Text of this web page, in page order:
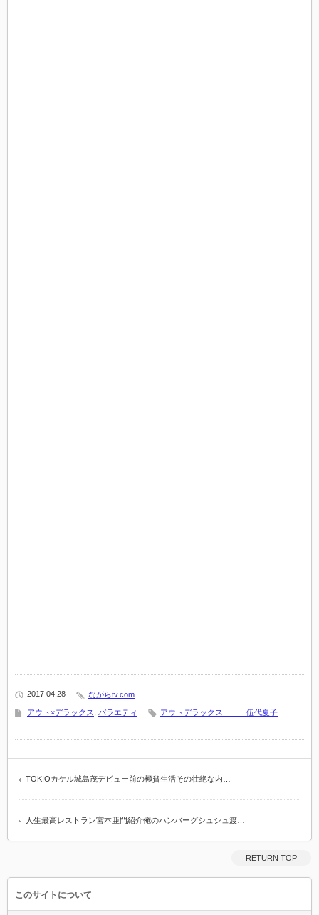
2017 04.28 ながらtv.com
アウト×デラックス バラエティ アウトデラックス 伍代夏子
TOKIOカケル城島茂デビュー前の極貧生活その壮絶な内…
人生最高レストラン宮本亜門紹介俺のハンバーグシュシュ渡…
RETURN TOP
このサイトについて